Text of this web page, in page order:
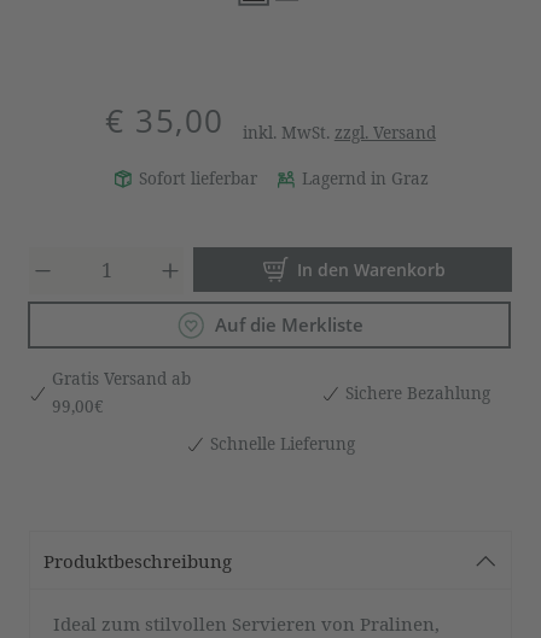
€ 35,00 inkl. MwSt. zzgl. Versand
Sofort lieferbar Lagernd in Graz
Produkt Anzahl: Gib den
In den Warenkorb
Auf die Merkliste
Gratis Versand ab
99,00€
Sichere Bezahlung
Schnelle Lieferung
Produktbeschreibung
Ideal zum stilvollen Servieren von Pralinen,